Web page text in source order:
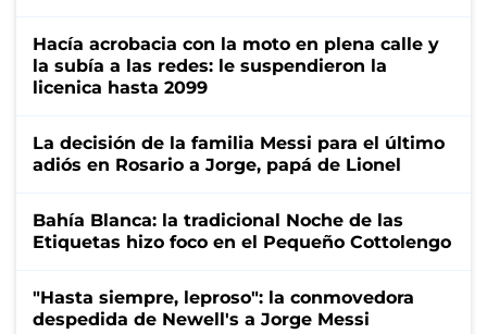
Hacía acrobacia con la moto en plena calle y
la subía a las redes: le suspendieron la
licenica hasta 2099
La decisión de la familia Messi para el último
adiós en Rosario a Jorge, papá de Lionel
Bahía Blanca: la tradicional Noche de las
Etiquetas hizo foco en el Pequeño Cottolengo
"Hasta siempre, leproso": la conmovedora
despedida de Newell's a Jorge Messi